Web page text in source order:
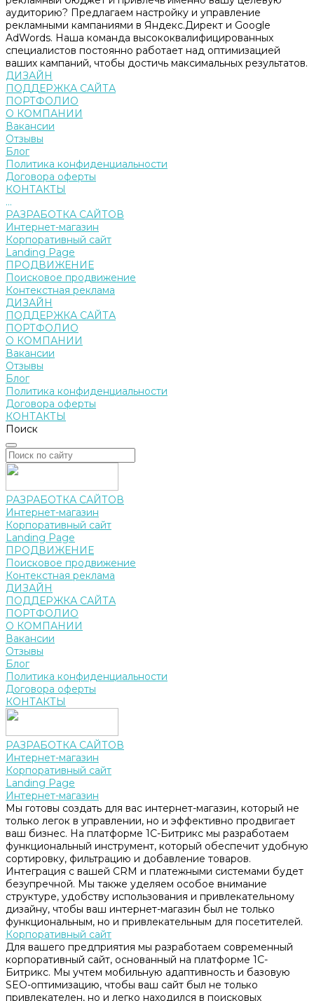
аудиторию? Предлагаем настройку и управление
рекламными кампаниями в Яндекс.Директ и Google
AdWords. Наша команда высококвалифицированных
специалистов постоянно работает над оптимизацией
ваших кампаний, чтобы достичь максимальных результатов.
ДИЗАЙН
ПОДДЕРЖКА САЙТА
ПОРТФОЛИО
О КОМПАНИИ
Вакансии
Отзывы
Блог
Политика конфиденциальности
Договора оферты
КОНТАКТЫ
...
РАЗРАБОТКА САЙТОВ
Интернет-магазин
Корпоративный сайт
Landing Page
ПРОДВИЖЕНИЕ
Поисковое продвижение
Контекстная реклама
ДИЗАЙН
ПОДДЕРЖКА САЙТА
ПОРТФОЛИО
О КОМПАНИИ
Вакансии
Отзывы
Блог
Политика конфиденциальности
Договора оферты
КОНТАКТЫ
Поиск
РАЗРАБОТКА САЙТОВ
Интернет-магазин
Корпоративный сайт
Landing Page
ПРОДВИЖЕНИЕ
Поисковое продвижение
Контекстная реклама
ДИЗАЙН
ПОДДЕРЖКА САЙТА
ПОРТФОЛИО
О КОМПАНИИ
Вакансии
Отзывы
Блог
Политика конфиденциальности
Договора оферты
КОНТАКТЫ
РАЗРАБОТКА САЙТОВ
Интернет-магазин
Корпоративный сайт
Landing Page
Интернет-магазин
Мы готовы создать для вас интернет-магазин, который не
только легок в управлении, но и эффективно продвигает
ваш бизнес. На платформе 1С-Битрикс мы разработаем
функциональный инструмент, который обеспечит удобную
сортировку, фильтрацию и добавление товаров.
Интеграция с вашей CRM и платежными системами будет
безупречной. Мы также уделяем особое внимание
структуре, удобству использования и привлекательному
дизайну, чтобы ваш интернет-магазин был не только
функциональным, но и привлекательным для посетителей.
Корпоративный сайт
Для вашего предприятия мы разработаем современный
корпоративный сайт, основанный на платформе 1С-
Битрикс. Мы учтем мобильную адаптивность и базовую
SEO-оптимизацию, чтобы ваш сайт был не только
привлекателен, но и легко находился в поисковых